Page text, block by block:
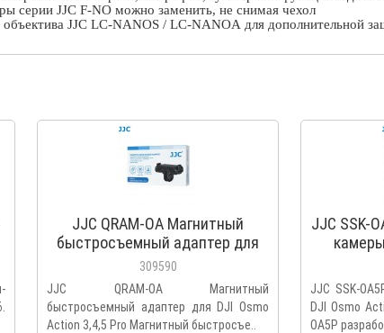
серии JJC F-NO можно заменить, не снимая чехол
JJC LC-NANOS / LC-NANOA для дополнительной
JJC QRAM-OA Магнитный
быстросъемный адаптер для
DJI Osmo Action 3,4,5 Pro
309590
JJC QRAM-OA Магнитный
быстросъемный адаптер для DJI Osmo
Action 3,4,5 Pro Магнитный быстросъе..
JJC SSK-
JJC SSK-
DJI Osmo
OA5P